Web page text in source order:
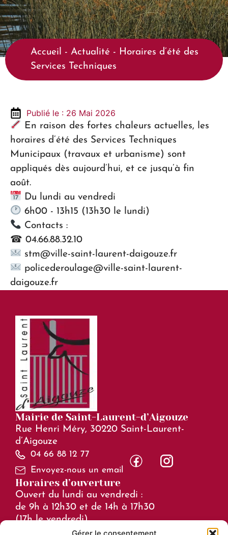
Gérer le consentement
Accueil - Actualité - Horaires d’été des
Services Techniques
Publié le : 26 Mai 2026
En raison des fortes chaleurs actuelles, les
horaires d’été des Services Techniques
Municipaux (travaux et urbanisme) sont
appliqués dès aujourd’hui, et ce jusqu’à fin
août.
Du lundi au vendredi
6h00 - 13h15 (13h30 le lundi)
Contacts :
☎ 04.66.88.32.10
stm@ville-saint-laurent-daigouze.fr
policederoulage@ville-saint-laurent-
daigouze.fr
Mairie de Saint-Laurent-d’Aigouze
Rue Henri Méry, 30220 Saint-Laurent-
d’Aigouze
04 66 88 12 77
Envoyez-nous un email
Horaires d’ouverture
Ouvert du lundi au vendredi :
de 9h à 12h30 et de 14h à 17h30
(17h le vendredi)